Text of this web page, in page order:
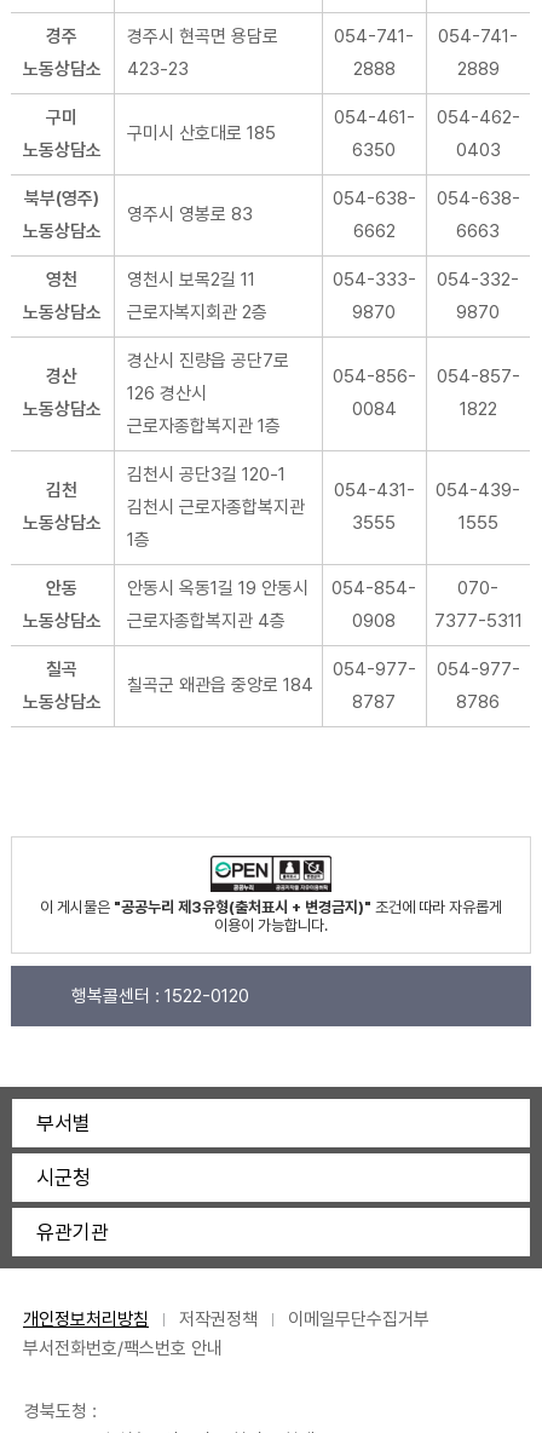
경주
노동상담소
경주시 현곡면 용담로
423-23
054-741-
2888
054-741-
2889
구미
노동상담소
구미시 산호대로 185
054-461-
6350
054-462-
0403
북부(영주)
노동상담소
영주시 영봉로 83
054-638-
6662
054-638-
6663
영천
노동상담소
영천시 보목2길 11
근로자복지회관 2층
054-333-
9870
054-332-
9870
경산
노동상담소
경산시 진량읍 공단7로
126 경산시
근로자종합복지관 1층
054-856-
0084
054-857-
1822
김천
노동상담소
김천시 공단3길 120-1
김천시 근로자종합복지관
1층
054-431-
3555
054-439-
1555
안동
노동상담소
안동시 옥동1길 19 안동시
근로자종합복지관 4층
054-854-
0908
070-
7377-5311
칠곡
노동상담소
칠곡군 왜관읍 중앙로 184
054-977-
8787
054-977-
8786
이 게시물은 "공공누리 제3유형(출처표시 + 변경금지)" 조건에 따라 자유롭게
이용이 가능합니다.
행복콜센터 : 1522-0120
부서별
시군청
유관기관
개인정보처리방침 저작권정책
이메일무단수집거부
부서전화번호/팩스번호 안내
경북도청 :